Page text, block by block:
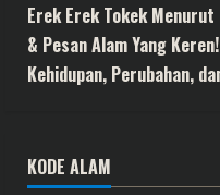
Erek Erek Tokek Menurut
& Pesan Alam Yang Keren!
Kehidupan, Perubahan,
KODE ALAM